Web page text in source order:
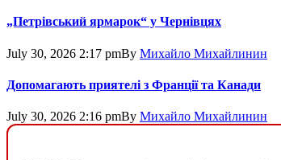
„Петрівський ярмарок“ у Чернівцях
July 30, 2026 2:17 pmBy Михайло Михайлинин
Допомагають приятелі з Франції та Канади
July 30, 2026 2:16 pmBy Михайло Михайлинин